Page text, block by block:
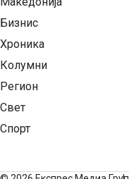
Бизнис
Хроника
Колумни
Регион
Свет
Спорт